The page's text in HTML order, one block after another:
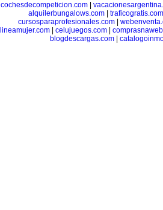
cochesdecompeticion.com
alquilerbungalows.com| traficogratis.com
cursosparaprofesionales.com|
lineamujer.com| celujuegos.com|
blogdescargas.com|